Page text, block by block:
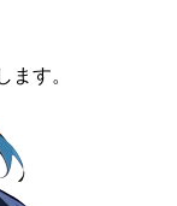
ます。